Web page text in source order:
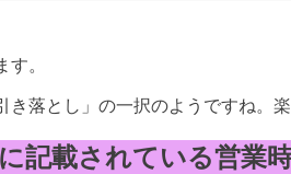
す。
き落とし」の一択のようですね。
記載されている営業